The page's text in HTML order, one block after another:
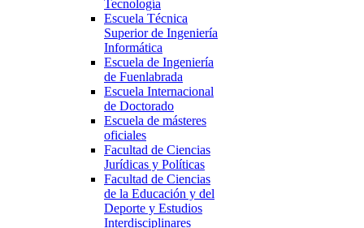
Tecnología
Escuela Técnica
Superior de Ingeniería
Informática
Escuela de Ingeniería
de Fuenlabrada
Escuela Internacional
de Doctorado
Escuela de másteres
oficiales
Facultad de Ciencias
Jurídicas y Políticas
Facultad de Ciencias
de la Educación y del
Deporte y Estudios
Interdisciplinares